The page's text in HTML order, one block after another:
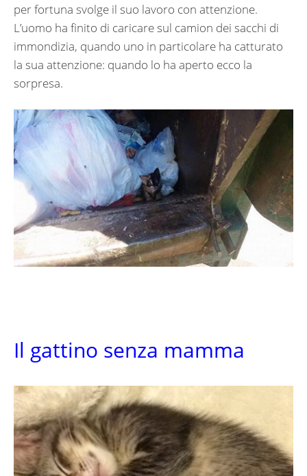
per fortuna svolge il suo lavoro con attenzione.
L’uomo ha finito di caricare sul camion dei sacchi di
immondizia, quando uno in particolare ha catturato
la sua attenzione: quando lo ha aperto ecco la
sorpresa.
Il gattino senza mamma